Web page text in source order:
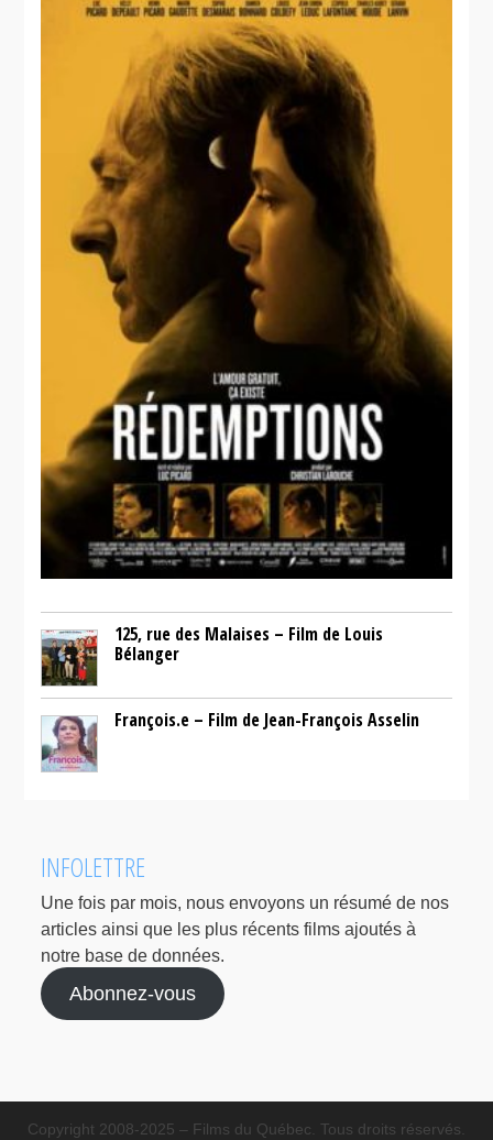
125, rue des Malaises – Film de Louis
Bélanger
François.e – Film de Jean-François Asselin
INFOLETTRE
Une fois par mois, nous envoyons un résumé de nos
articles ainsi que les plus récents films ajoutés à
notre base de données.
Abonnez-vous
Copyright 2008-2025 – Films du Québec. Tous droits réservés.